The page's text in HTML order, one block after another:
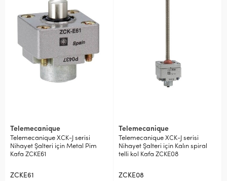
Telemecanique
Telemecanique XCK-J serisi
Nihayet Şalteri için Metal Pim
Kafa ZCKE61
ZCKE61
Telemecanique
Telemecanique XCK-J serisi
Nihayet Şalteri için Kalın spiral
telli kol Kafa ZCKE08
ZCKE08